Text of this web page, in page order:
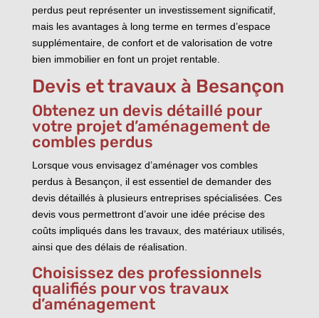
perdus peut représenter un investissement significatif,
mais les avantages à long terme en termes d’espace
supplémentaire, de confort et de valorisation de votre
bien immobilier en font un projet rentable.
Devis et travaux à Besançon
Obtenez un devis détaillé pour
votre projet d’aménagement de
combles perdus
Lorsque vous envisagez d’aménager vos combles
perdus à Besançon, il est essentiel de demander des
devis détaillés à plusieurs entreprises spécialisées. Ces
devis vous permettront d’avoir une idée précise des
coûts impliqués dans les travaux, des matériaux utilisés,
ainsi que des délais de réalisation.
Choisissez des professionnels
qualifiés pour vos travaux
d’aménagement